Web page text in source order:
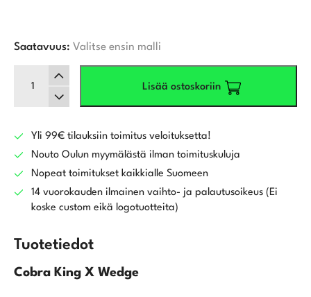
Saatavuus: Valitse ensin malli
King
määrä
Lisää ostoskoriin
Yli 99€ tilauksiin toimitus veloituksetta!
Nouto Oulun myymälästä ilman toimituskuluja
Nopeat toimitukset kaikkialle Suomeen
14 vuorokauden ilmainen vaihto- ja palautusoikeus (Ei
koske custom eikä logotuotteita)
Tuotetiedot
Cobra King X Wedge